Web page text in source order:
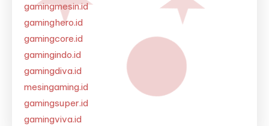
gamingmesin.id
gaminghero.id
gamingcore.id
gamingindo.id
gamingdiva.id
mesingaming.id
gamingsuper.id
gamingviva.id